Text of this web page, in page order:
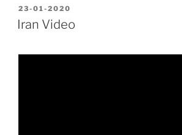
VERÖFFENTLICHT
AM
23-01-2020
Iran Video